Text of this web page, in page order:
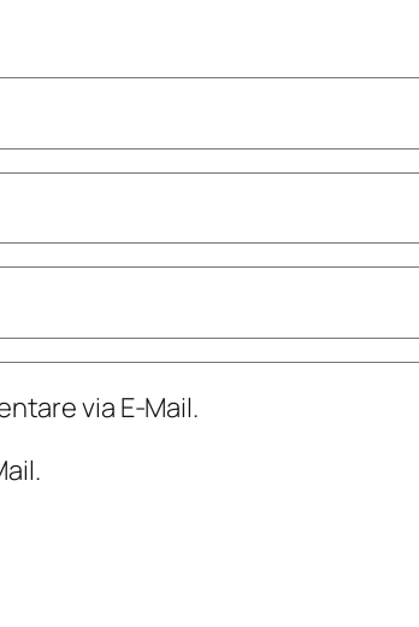
via E-Mail.